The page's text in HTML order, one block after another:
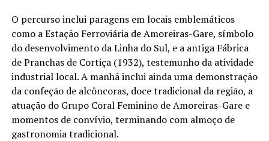
O percurso inclui paragens em locais emblemáticos
como a Estação Ferroviária de Amoreiras-Gare, símbolo
do desenvolvimento da Linha do Sul, e a antiga Fábrica
de Pranchas de Cortiça (1932), testemunho da atividade
industrial local. A manhã inclui ainda uma demonstração
da confeção de alcôncoras, doce tradicional da região, a
atuação do Grupo Coral Feminino de Amoreiras-Gare e
momentos de convívio, terminando com almoço de
gastronomia tradicional.